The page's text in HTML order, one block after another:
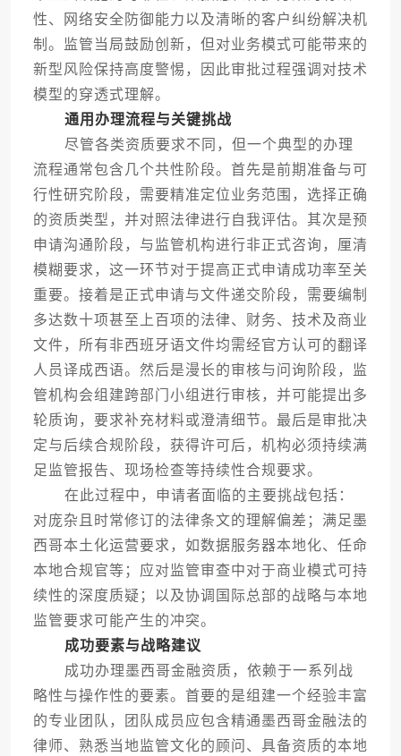
性、网络安全防御能力以及清晰的客户纠纷解决机
制。监管当局鼓励创新，但对业务模式可能带来的
新型风险保持高度警惕，因此审批过程强调对技术
模型的穿透式理解。
通用办理流程与关键挑战
尽管各类资质要求不同，但一个典型的办理
流程通常包含几个共性阶段。首先是前期准备与可
行性研究阶段，需要精准定位业务范围，选择正确
的资质类型，并对照法律进行自我评估。其次是预
申请沟通阶段，与监管机构进行非正式咨询，厘清
模糊要求，这一环节对于提高正式申请成功率至关
重要。接着是正式申请与文件递交阶段，需要编制
多达数十项甚至上百项的法律、财务、技术及商业
文件，所有非西班牙语文件均需经官方认可的翻译
人员译成西语。然后是漫长的审核与问询阶段，监
管机构会组建跨部门小组进行审核，并可能提出多
轮质询，要求补充材料或澄清细节。最后是审批决
定与后续合规阶段，获得许可后，机构必须持续满
足监管报告、现场检查等持续性合规要求。
在此过程中，申请者面临的主要挑战包括：
对庞杂且时常修订的法律条文的理解偏差；满足墨
西哥本土化运营要求，如数据服务器本地化、任命
本地合规官等；应对监管审查中对于商业模式可持
续性的深度质疑；以及协调国际总部的战略与本地
监管要求可能产生的冲突。
成功要素与战略建议
成功办理墨西哥金融资质，依赖于一系列战
略性与操作性的要素。首要的是组建一个经验丰富
的专业团队，团队成员应包含精通墨西哥金融法的
律师、熟悉当地监管文化的顾问、具备资质的本地